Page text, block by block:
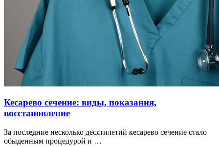
Кесарево сечение: виды, показания,
восстановление
За последние несколько десятилетий кесарево сечение стало
обыденным процедурой и …